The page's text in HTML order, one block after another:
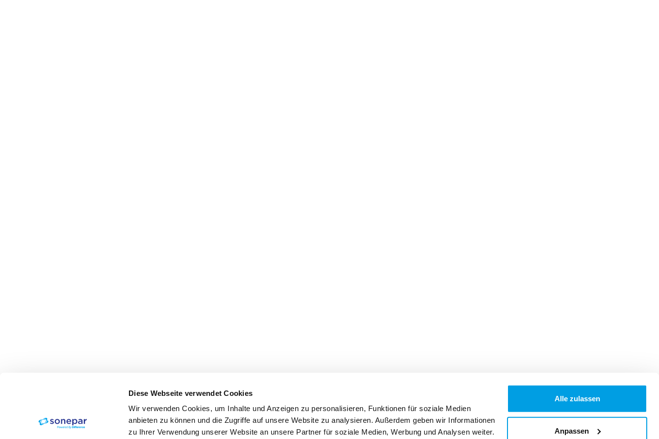
Diese Webseite verwendet Cookies
Wir verwenden Cookies, um Inhalte und Anzeigen zu personalisieren, Funktionen für soziale Medien
anbieten zu können und die Zugriffe auf unsere Website zu analysieren. Außerdem geben wir Informationen
zu Ihrer Verwendung unserer Website an unsere Partner für soziale Medien, Werbung und Analysen weiter.
Alle zulassen
Anpassen